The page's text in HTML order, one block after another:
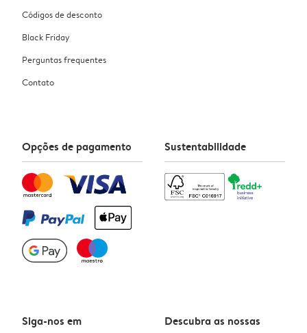
Códigos de desconto
Black Friday
Perguntas frequentes
Contato
Opções de pagamento Sustentabilidade
Siga-nos em
Descubra as nossas